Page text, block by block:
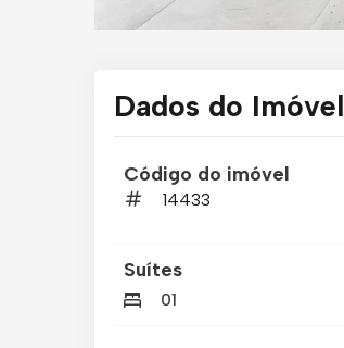
Dados do Imóvel
Código do imóvel
14433
Suítes
01